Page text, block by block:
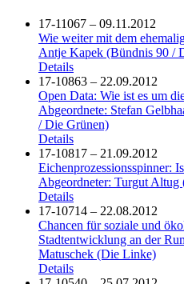
17-11067 – 09.11.2012
Wie weiter mit dem
Antje Kapek (Bündnis 90 /
Details
17-10863 – 22.09.2012
Open Data: Wie ist es um
Abgeordnete: Stefan
/ Die Grünen)
Details
17-10817 – 21.09.2012
Eichenprozessionsspinner:
Abgeordneter: Turgut
Details
17-10714 – 22.08.2012
Chancen für soziale und
Stadtentwicklung an der
Matuschek (Die Linke)
Details